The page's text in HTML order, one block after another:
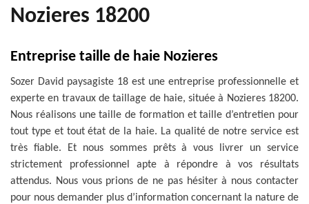
Nozieres 18200
Entreprise taille de haie Nozieres
Sozer David paysagiste 18 est une entreprise professionnelle et
experte en travaux de taillage de haie, située à Nozieres 18200.
Nous réalisons une taille de formation et taille d’entretien pour
tout type et tout état de la haie. La qualité de notre service est
très fiable. Et nous sommes prêts à vous livrer un service
strictement professionnel apte à répondre à vos résultats
attendus. Nous vous prions de ne pas hésiter à nous contacter
pour nous demander plus d’information concernant la nature de